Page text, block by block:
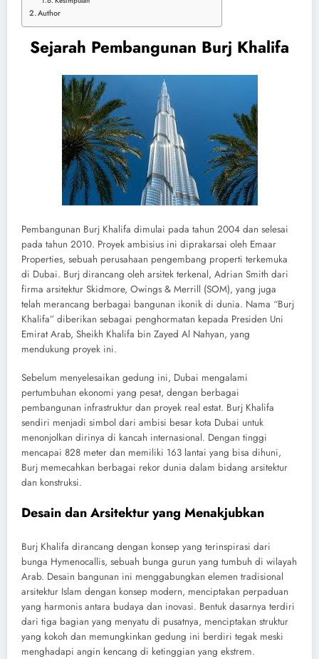
Author
Sejarah Pembangunan Burj Khalifa
Pembangunan Burj Khalifa dimulai pada tahun 2004 dan selesai
pada tahun 2010. Proyek ambisius ini diprakarsai oleh Emaar
Properties, sebuah perusahaan pengembang properti terkemuka
di Dubai. Burj dirancang oleh arsitek terkenal, Adrian Smith dari
firma arsitektur Skidmore, Owings & Merrill (SOM), yang juga
telah merancang berbagai bangunan ikonik di dunia. Nama “Burj
Khalifa” diberikan sebagai penghormatan kepada Presiden Uni
Emirat Arab, Sheikh Khalifa bin Zayed Al Nahyan, yang
mendukung proyek ini.
Sebelum menyelesaikan gedung ini, Dubai mengalami
pertumbuhan ekonomi yang pesat, dengan berbagai
pembangunan infrastruktur dan proyek real estat. Burj Khalifa
sendiri menjadi simbol dari ambisi besar kota Dubai untuk
menonjolkan dirinya di kancah internasional. Dengan tinggi
mencapai 828 meter dan memiliki 163 lantai yang bisa dihuni,
Burj memecahkan berbagai rekor dunia dalam bidang arsitektur
dan konstruksi.
Desain dan Arsitektur yang Menakjubkan
Burj Khalifa dirancang dengan konsep yang terinspirasi dari
bunga Hymenocallis, sebuah bunga gurun yang tumbuh di wilayah
Arab. Desain bangunan ini menggabungkan elemen tradisional
arsitektur Islam dengan konsep modern, menciptakan perpaduan
yang harmonis antara budaya dan inovasi. Bentuk dasarnya terdiri
dari tiga bagian yang menyatu di pusatnya, menciptakan struktur
yang kokoh dan memungkinkan gedung ini berdiri tegak meski
menghadapi angin kencang di ketinggian yang ekstrem.